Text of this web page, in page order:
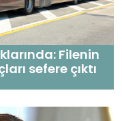
Filenin
sefere çıktı